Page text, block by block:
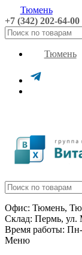
Тюмень
+7 (342) 202-64-00
Тюмень
Офис: Тюмень,
Склад: Пермь, ул.
Время работы:
Меню